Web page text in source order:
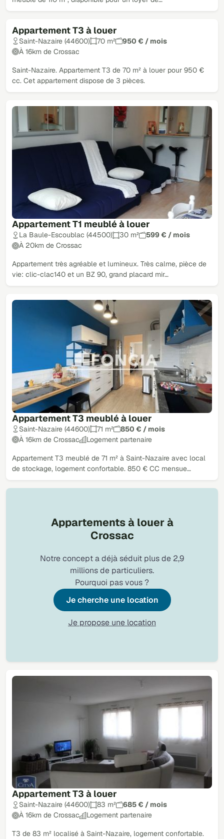
Appartement T3 à louer
Saint-Nazaire (44600) 70 m²
950 € / mois
À 16km de Crossac
Saint-Nazaire. Appartement T3 de 70 m² à louer pour 950 €
cc. Cet appartement dispose de 3 pièces.
Appartement T1 meublé à louer
La Baule-Escoublac (44500) 30 m²
599 € / mois
À 20km de Crossac
Appartement très agréable et lumineux. Très calme, pièce de
vie: clic-clac140 et un BZ 90, grand placard mir…
Appartement T3 meublé à louer
Saint-Nazaire (44600) 71 m²
850 € / mois
À 16km de Crossac
Logement partenaire
Appartement T3 meublé de 71 m² à Saint-Nazaire avec local
de stockage, logement confortable. 850 € CC mensue…
Appartement T3 à louer
Saint-Nazaire (44600) 83 m²
685 € / mois
À 16km de Crossac
Logement partenaire
T3 de 83 m² localisé à Saint-Nazaire, logement confortable.
Appartements à louer à
Crossac
Notre concept a déjà séduit plus de 2,9
millions de particuliers.
Pourquoi pas vous ?
Je cherche une location
Je propose une location